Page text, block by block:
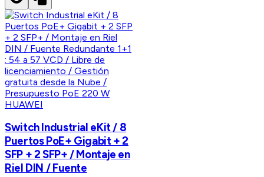
HUAWEI
Switch Industrial eKit / 8
Puertos PoE+ Gigabit + 2
SFP + 2 SFP+ / Montaje en
Riel DIN / Fuente